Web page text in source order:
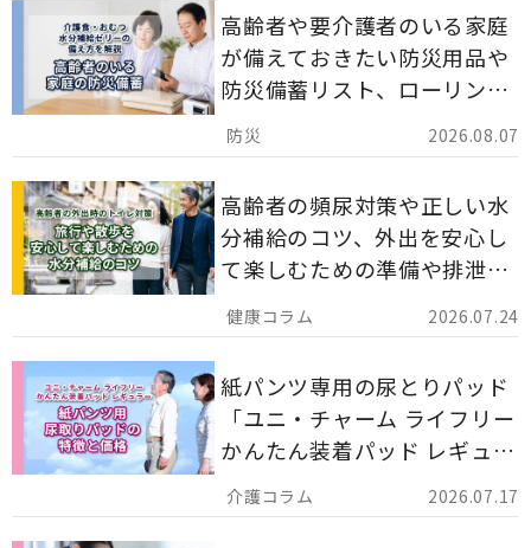
2026.08.07
高齢者や要介護者のいる家庭
が備えておきたい防災用品や
防災備蓄リスト、ローリング
ストックのポイントについて
解説します。
2026.07.24
高齢者の頻尿対策や正しい水
分補給のコツ、外出を安心し
て楽しむための準備や排泄ケ
ア用品の選び方を解説しま
す。
2026.07.17
紙パンツ専用の尿とりパッド
「ユニ・チャーム ライフリー
かんたん装着パッド レギュラ
ー 計162枚」について解説し
ます。